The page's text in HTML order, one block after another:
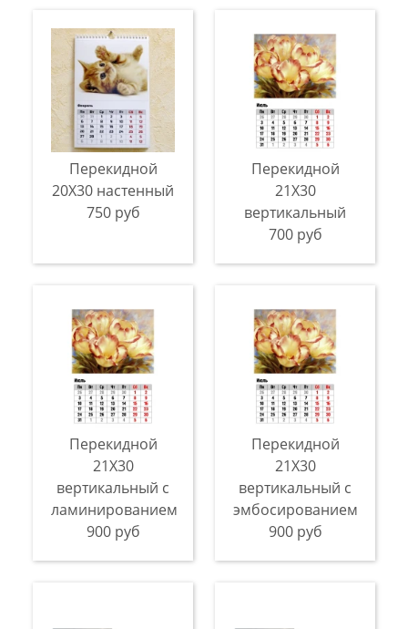
Перекидной
20Х30 настенный
750 руб
Перекидной
21X30
вертикальный
700 руб
Перекидной
21X30
вертикальный с
ламинированием
900 руб
Перекидной
21X30
вертикальный с
эмбосированием
900 руб